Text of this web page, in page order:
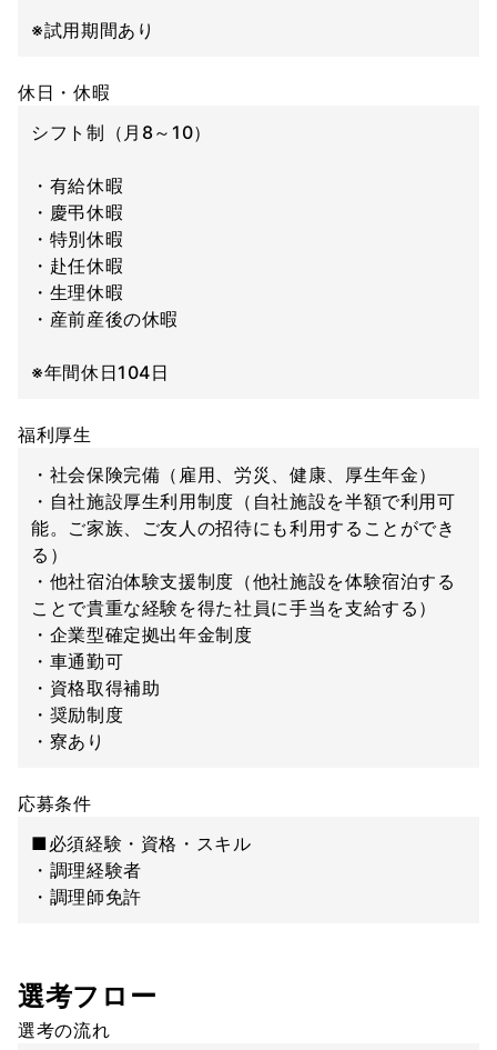
※試用期間あり
休日・休暇
シフト制（月8～10）
・有給休暇
・慶弔休暇
・特別休暇
・赴任休暇
・生理休暇
・産前産後の休暇
※年間休日104日
福利厚生
・社会保険完備（雇用、労災、健康、厚生年金）
・自社施設厚生利用制度（自社施設を半額で利用可
能。ご家族、ご友人の招待にも利用することができ
る）
・他社宿泊体験支援制度（他社施設を体験宿泊する
ことで貴重な経験を得た社員に手当を支給する）
・企業型確定拠出年金制度
・車通勤可
・資格取得補助
・奨励制度
・寮あり
応募条件
■必須経験・資格・スキル
・調理経験者
・調理師免許
選考フロー
選考の流れ